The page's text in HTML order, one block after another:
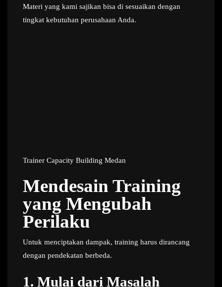
Materi yang kami sajikan bisa di sesuaikan dengan
tingkat kebutuhan perusahaan Anda.
Trainer Capacity Building Medan
Mendesain Training
yang Mengubah
Perilaku
Untuk menciptakan dampak, training harus dirancang
dengan pendekatan berbeda.
1. Mulai dari Masalah